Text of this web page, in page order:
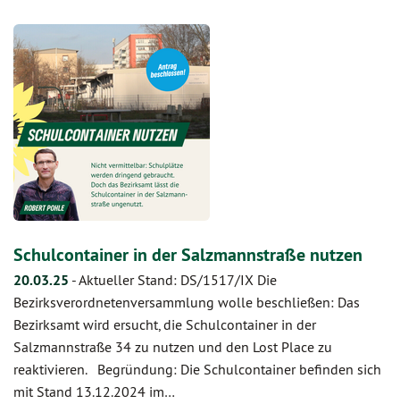
Schulcontainer in der Salzmannstraße nutzen
20.03.25 -Aktueller Stand: DS/1517/IX Die
Bezirksverordnetenversammlung wolle beschließen: Das
Bezirksamt wird ersucht, die Schulcontainer in der
Salzmannstraße 34 zu nutzen und den Lost Place zu
reaktivieren. Begründung: Die Schulcontainer befinden sich
mit Stand 13.12.2024 im…